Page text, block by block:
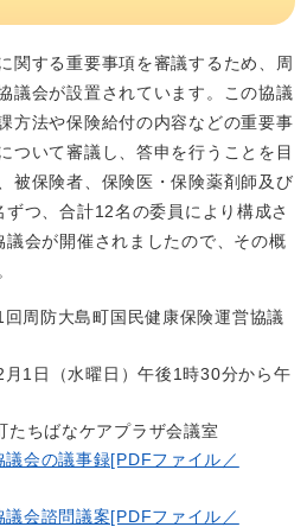
関する重要事項を審議するため、周
議会が設置されています。この協議
方法や保険給付の内容などの重要事
ついて審議し、答申を行うことを目
被保険者、保険医・保険薬剤師及び
つ、合計12名の委員により構成さ
会が開催されましたので、その概
周防大島町国民健康保険運営協議
1日（水曜日）午後1時30分から午
ちばなケアプラザ会議室
会の議事録[PDFファイル／
会諮問議案[PDFファイル／